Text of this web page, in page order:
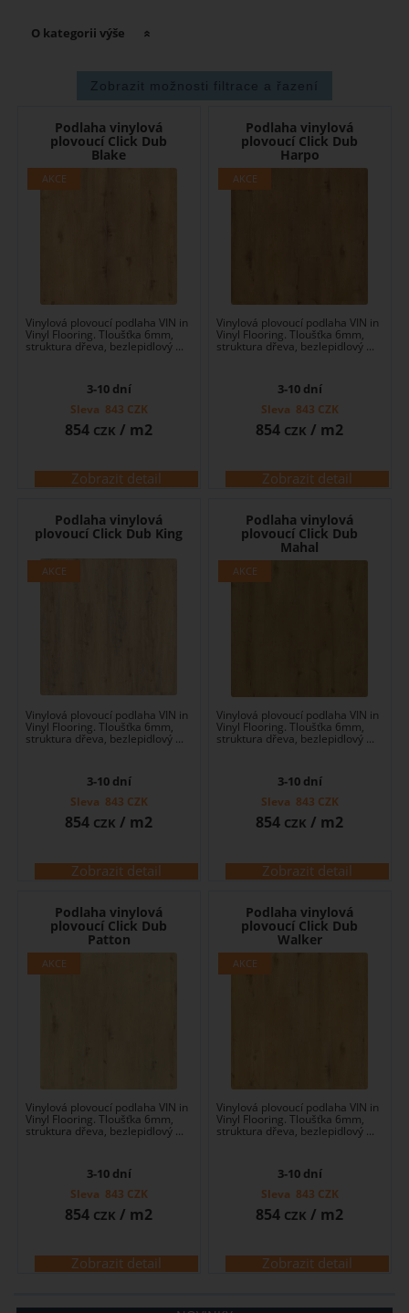
O kategorii výše
Podlaha vinylová
plovoucí Click Dub
Blake
Vinylová plovoucí podlaha VIN in
Vinyl Flooring. Tloušťka 6mm,
struktura dřeva, bezlepidlový ...
3-10 dní
Zobrazit detail
854 CZK / m2
Sleva 843 CZK
Podlaha vinylová
plovoucí Click Dub
Harpo
Vinylová plovoucí podlaha VIN in
Vinyl Flooring. Tloušťka 6mm,
struktura dřeva, bezlepidlový ...
3-10 dní
Zobrazit detail
854 CZK / m2
Sleva 843 CZK
Podlaha vinylová
plovoucí Click Dub King
Vinylová plovoucí podlaha VIN in
Vinyl Flooring. Tloušťka 6mm,
struktura dřeva, bezlepidlový ...
3-10 dní
Zobrazit detail
854 CZK / m2
Sleva 843 CZK
Podlaha vinylová
plovoucí Click Dub
Mahal
Vinylová plovoucí podlaha VIN in
Vinyl Flooring. Tloušťka 6mm,
struktura dřeva, bezlepidlový ...
3-10 dní
Zobrazit detail
854 CZK / m2
Sleva 843 CZK
Podlaha vinylová
plovoucí Click Dub
Patton
Vinylová plovoucí podlaha VIN in
Vinyl Flooring. Tloušťka 6mm,
struktura dřeva, bezlepidlový ...
3-10 dní
Zobrazit detail
854 CZK / m2
Sleva 843 CZK
Podlaha vinylová
plovoucí Click Dub
Walker
Vinylová plovoucí podlaha VIN in
Vinyl Flooring. Tloušťka 6mm,
struktura dřeva, bezlepidlový ...
3-10 dní
Zobrazit detail
854 CZK / m2
Sleva 843 CZK